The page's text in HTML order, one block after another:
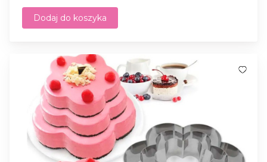
Dodaj do koszyka